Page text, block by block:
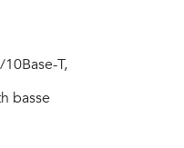
T,
basse